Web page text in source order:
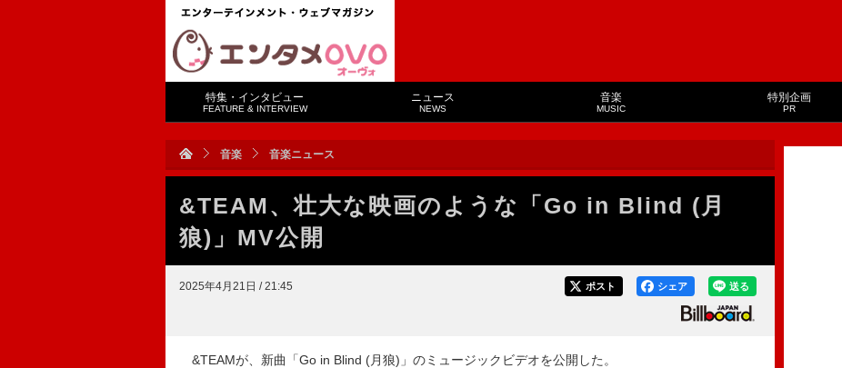
特集・インタビュー
FEATURE & INTERVIEW
ニュース
NEWS
音楽
MUSIC
特別企画
PR
音楽 音楽ニュース
&TEAM、壮大な映画のような「Go in Blind (月
狼)」MV公開
2025年4月21日 / 21:45 送る
シェア
ポスト
&TEAMが、新曲「Go in Blind (月狼)」のミュージックビデオを公開した。